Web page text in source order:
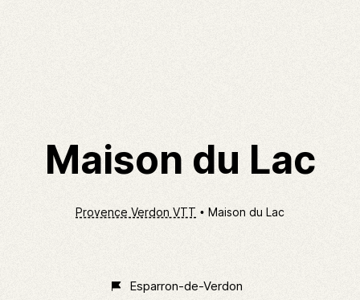
Maison du Lac
Provence Verdon VTT Maison du Lac
Classé
Esparron-de-Verdon